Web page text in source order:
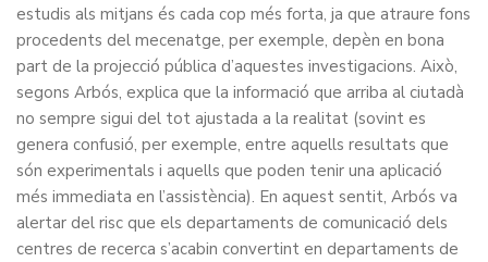
estudis als mitjans és cada cop més forta, ja que atraure fons
procedents del mecenatge, per exemple, depèn en bona
part de la projecció pública d’aquestes investigacions. Això,
segons Arbós, explica que la informació que arriba al ciutadà
no sempre sigui del tot ajustada a la realitat (sovint es
genera confusió, per exemple, entre aquells resultats que
són experimentals i aquells que poden tenir una aplicació
més immediata en l’assistència). En aquest sentit, Arbós va
alertar del risc que els departaments de comunicació dels
centres de recerca s’acabin convertint en departaments de